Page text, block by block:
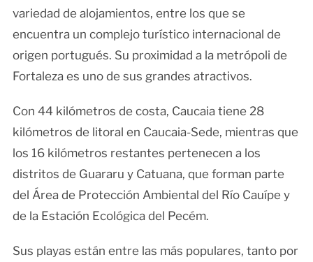
variedad de alojamientos, entre los que se
encuentra un complejo turístico internacional de
origen portugués. Su proximidad a la metrópoli de
Fortaleza es uno de sus grandes atractivos.
Con 44 kilómetros de costa, Caucaia tiene 28
kilómetros de litoral en Caucaia-Sede, mientras que
los 16 kilómetros restantes pertenecen a los
distritos de Guararu y Catuana, que forman parte
del Área de Protección Ambiental del Río Cauípe y
de la Estación Ecológica del Pecém.
Sus playas están entre las más populares, tanto por